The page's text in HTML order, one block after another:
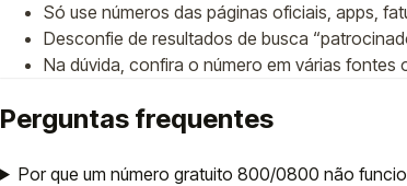
Só use números das páginas oficiais, apps,
Desconfie de resultados de busca
Na dúvida, confira o número em várias fontes
Perguntas frequentes
Por que um número gratuito 800/0800 não